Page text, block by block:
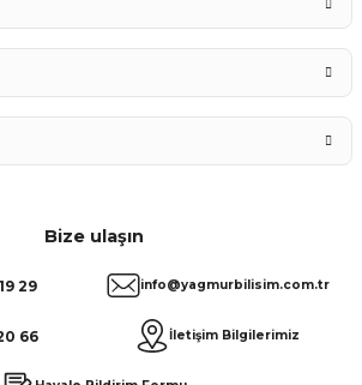
Bize ulaşın
29
66
info@yagmurbilisim.com.tr
İletişim Bilgilerimiz